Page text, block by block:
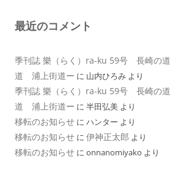
最近のコメント
季刊誌 樂（らく）ra-ku 59号 長崎の
道 浦上街道ー に 山内ひろみ より
季刊誌 樂（らく）ra-ku 59号 長崎の
道 浦上街道ー に 半田弘美 より
移転のお知らせ に ハンター より
移転のお知らせ に 伊神正太郎 より
移転のお知らせ に onnanomiyako より